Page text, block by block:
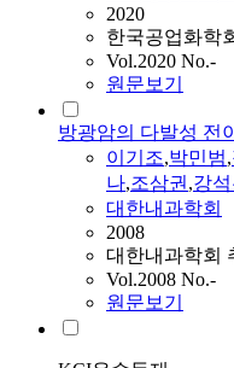
2020
한국공업화학
Vol.2020 No.-
원문보기
방광암의 다발성 전
이기조,박민범,
나,조삼권,강
대한내과학회
2008
대한내과학회
Vol.2008 No.-
원문보기